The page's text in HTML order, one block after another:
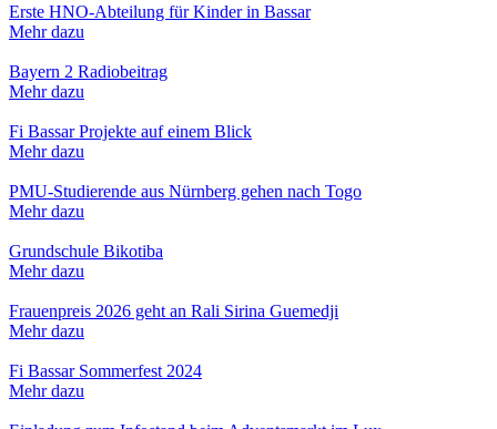
Erste HNO-Abteilung für Kinder in Bassar
Mehr dazu
Bayern 2 Radiobeitrag
Mehr dazu
Fi Bassar Projekte auf einem Blick
Mehr dazu
PMU-Studierende aus Nürnberg gehen nach Togo
Mehr dazu
Grundschule Bikotiba
Mehr dazu
Frauenpreis 2026 geht an Rali Sirina Guemedji
Mehr dazu
Fi Bassar Sommerfest 2024
Mehr dazu